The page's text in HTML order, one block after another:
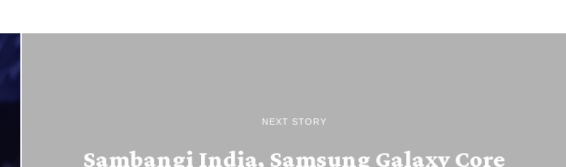
NEXT STORY
Sambangi India, Samsung Galaxy Core